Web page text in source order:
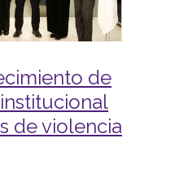
de
de violencia